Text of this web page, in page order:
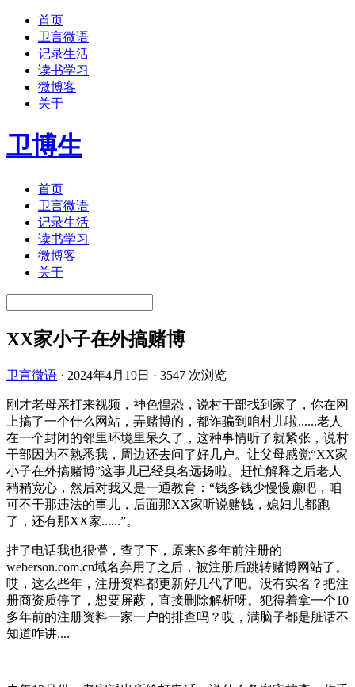
首页
卫言微语
记录生活
读书学习
微博客
关于
卫博生
首页
卫言微语
记录生活
读书学习
微博客
关于
XX家小子在外搞赌博
卫言微语 · 2024年4月19日 · 3547 次浏览
刚才老母亲打来视频，神色惶恐，说村干部找到家了，你在网
上搞了一个什么网站，弄赌博的，都诈骗到咱村儿啦.....,老人
在一个封闭的邻里环境里呆久了，这种事情听了就紧张，说村
干部因为不熟悉我，周边还去问了好几户。让父母感觉“XX家
小子在外搞赌博”这事儿已经臭名远扬啦。赶忙解释之后老人
稍稍宽心，然后对我又是一通教育：“钱多钱少慢慢赚吧，咱
可不干那违法的事儿，后面那XX家听说赌钱，媳妇儿都跑
了，还有那XX家......”。
挂了电话我也很懵，查了下，原来N多年前注册的
weberson.com.cn域名弃用了之后，被注册后跳转赌博网站了。
哎，这么些年，注册资料都更新好几代了吧。没有实名？把注
册商资质停了，想要屏蔽，直接删除解析呀。犯得着拿一个10
多年前的注册资料一家一户的排查吗？哎，满脑子都是脏话不
知道咋讲....